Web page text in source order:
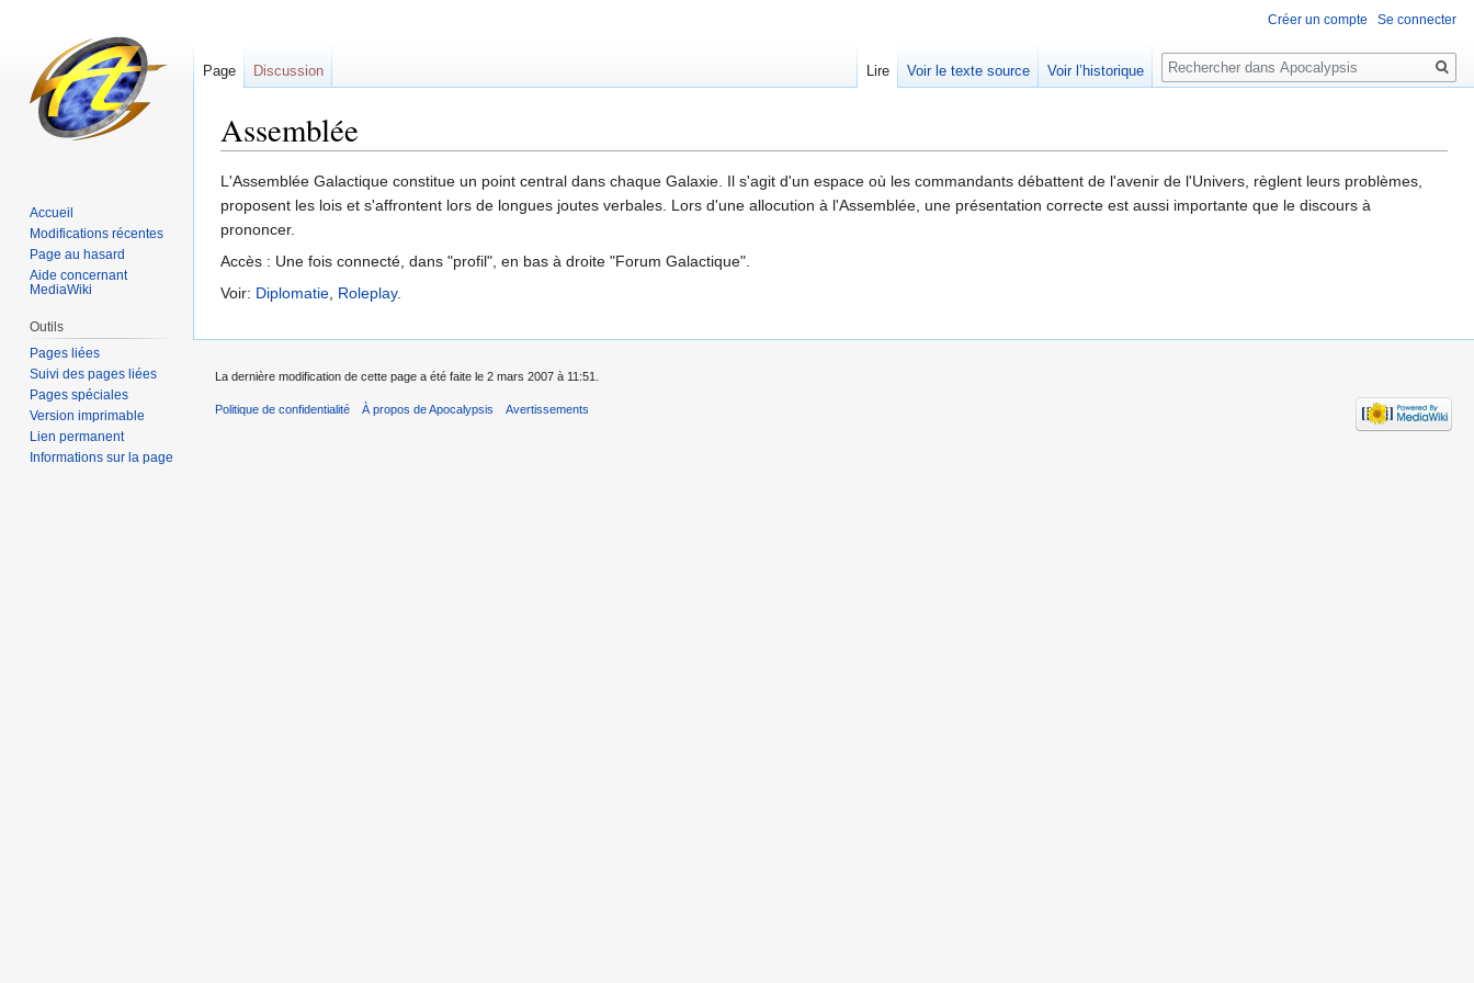
Assemblée
Sauter
à
la
navigation
Sauter
à
la
recherche
L'Assemblée Galactique constitue un point central dans chaque Galaxie. Il s'agit d'un espace où les commandants débattent de l'avenir de l'Univers, règlent leurs problèmes,
proposent les lois et s'affrontent lors de longues joutes verbales. Lors d'une allocution à l'Assemblée, une présentation correcte est aussi importante que le discours à
prononcer.
Accès : Une fois connecté, dans "profil", en bas à droite "Forum Galactique".
Voir: Diplomatie, Roleplay.
Créer un compte Se connecter
Page Discussion Lire Voir le texte source Voir l’historique
Rechercher
Accueil
Modifications récentes
Page au hasard
Aide concernant
MediaWiki
Outils
Pages liées
Suivi des pages liées
Pages spéciales
Version imprimable
Lien permanent
Informations sur la page
La dernière modification de cette page a été faite le 2 mars 2007 à 11:51.
Politique de confidentialité À propos de Apocalypsis Avertissements